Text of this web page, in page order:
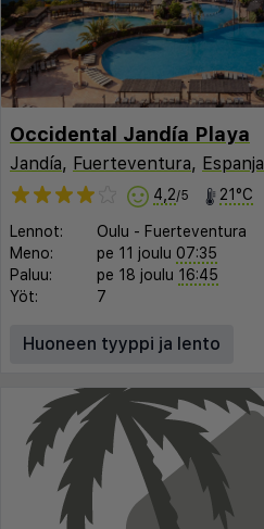
Occidental Jandía Playa
Jandía, Fuerteventura, Espanja
4,2/5 21°C
Lennot: Oulu - Fuerteventura
Meno:
pe 11 joulu 07:35
Paluu:
pe 18 joulu 16:45
Yöt:
7
Huoneen tyyppi ja lento